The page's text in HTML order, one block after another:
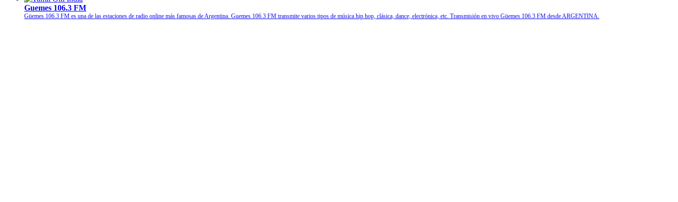
Guemes 106.3 FM
Güemes 106.3 FM es una de las estaciones de radio online más famosas de Argentina. Guemes 106.3 FM transmite varios tipos de música hip hop, clásica, dance, electrónica, etc. Transmisión en vivo Güemes 106.3 FM desde ARGENTINA.